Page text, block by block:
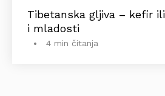
Tibetanska gljiva – kefir
i mladosti
4 min čitanja